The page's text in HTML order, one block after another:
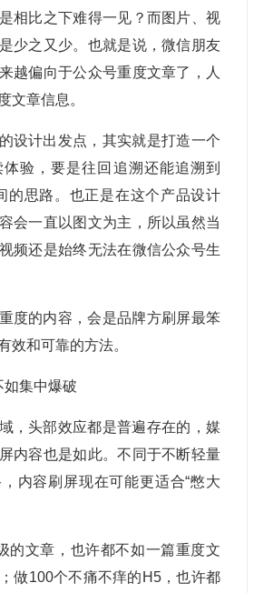
相比之下难得一见？而图片、视
少之又少。也就是说，微信朋友
越偏向于公众号重度文章了，人
文章信息。
设计出发点，其实就是打造一个
验，要是往回追溯还能追溯到
的思路。也正是在这个产品设计
会一直以图文为主，所以虽然当
频还是始终无法在微信公众号生
度的内容，会是品牌方刷屏最笨
效和可靠的方法。
如集中爆破
，头部效应都是普遍存在的，媒
内容也是如此。不同于不断轻量
内容刷屏现在可能更适合“憋大
的文章，也许都不如一篇重度文
做100个不痛不痒的H5，也许都